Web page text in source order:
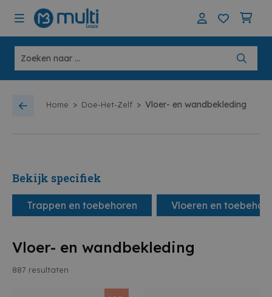
Home > Doe-Het-Zelf > Vloer- en wandbekleding
Bekijk specifiek
Trappen en toebehoren Vloeren en
Vloer- en wandbekleding
887 resultaten